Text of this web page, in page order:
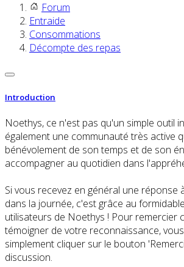
Forum
Entraide
Consommations
Décompte des repas
Introduction
Noethys, ce n'est pas qu'un simple outil
également une communauté très active
bénévolement de son temps et de son
accompagner au quotidien dans
Si vous recevez en général une réponse
dans la journée, c'est grâce au
utilisateurs de Noethys ! Pour remercier
témoigner de votre reconnaissance,
simplement cliquer sur le bouton
discussion.